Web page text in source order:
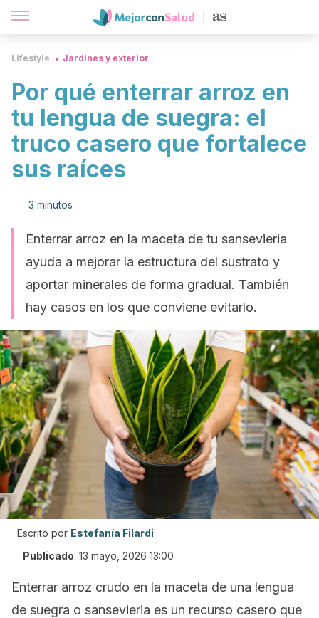
Lifestyle Jardines y exterior
Por qué enterrar arroz en
tu lengua de suegra: el
truco casero que fortalece
sus raíces
3 minutos
Enterrar arroz en la maceta de tu sansevieria
ayuda a mejorar la estructura del sustrato y
aportar minerales de forma gradual. También
hay casos en los que conviene evitarlo.
Escrito por Estefanía Filardi
Publicado: 13 mayo, 2026 13:00
Enterrar arroz crudo en la maceta de una lengua
de suegra o sansevieria es un recurso casero que